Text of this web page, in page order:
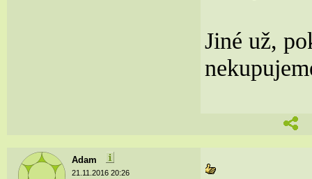
Jiné už,
Adam
21.11.2016 20:26